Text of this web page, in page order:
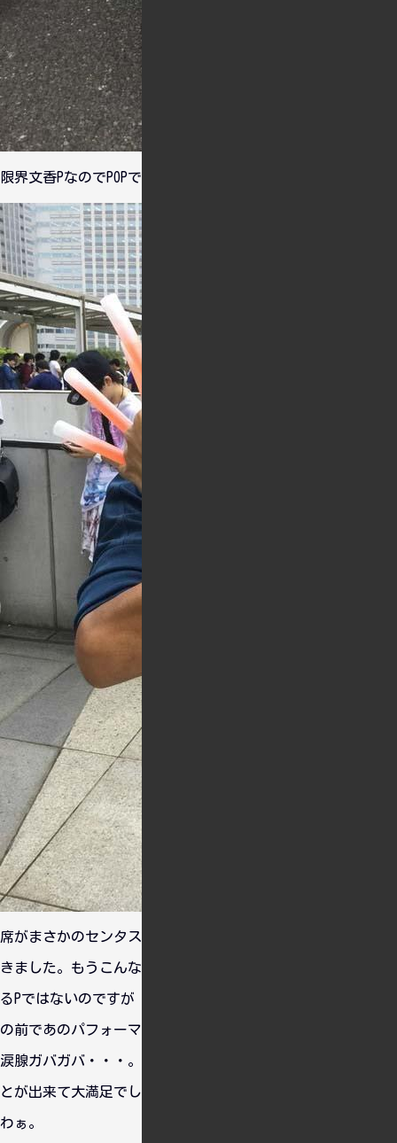
限界文香PなのでPOPでも文香がいたらもうブチ上がる。
席がまさかのセンタステージ真横で間近で演者を見ることがで
きました。もうこんな席は二度ととれる気がしません。 ほた
るPではないのですが「谷の底で咲く花は」をですね・・・目
の前であのパフォーマンスを見て泣いてしまいました・・・。
涙腺ガバガバ・・・。 O-Ku-Ri-Mo-No Sunday!も現地で聴くこ
とが出来て大満足でした。やっぱ久川姉妹かわいいわぁ推せる
わぁ。